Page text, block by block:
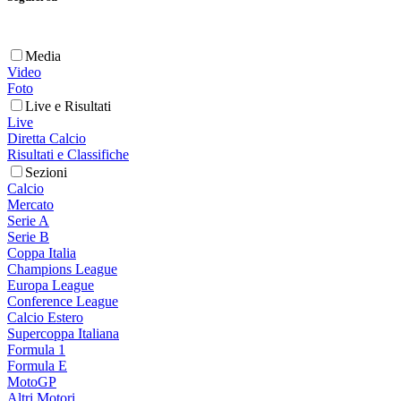
Media
Video
Foto
Live e Risultati
Live
Diretta Calcio
Risultati e Classifiche
Sezioni
Calcio
Mercato
Serie A
Serie B
Coppa Italia
Champions League
Europa League
Conference League
Calcio Estero
Supercoppa Italiana
Formula 1
Formula E
MotoGP
Altri Motori